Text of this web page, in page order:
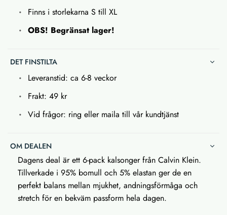
Finns i storlekarna S till XL
OBS! Begränsat lager!
DET FINSTILTA
Leveranstid: ca 6-8 veckor
Frakt: 49 kr
Vid frågor: ring eller maila till vår kundtjänst
OM DEALEN
Dagens deal är ett 6-pack kalsonger från Calvin Klein.
Tillverkade i 95% bomull och 5% elastan ger de en
perfekt balans mellan mjukhet, andningsförmåga och
stretch för en bekväm passform hela dagen.